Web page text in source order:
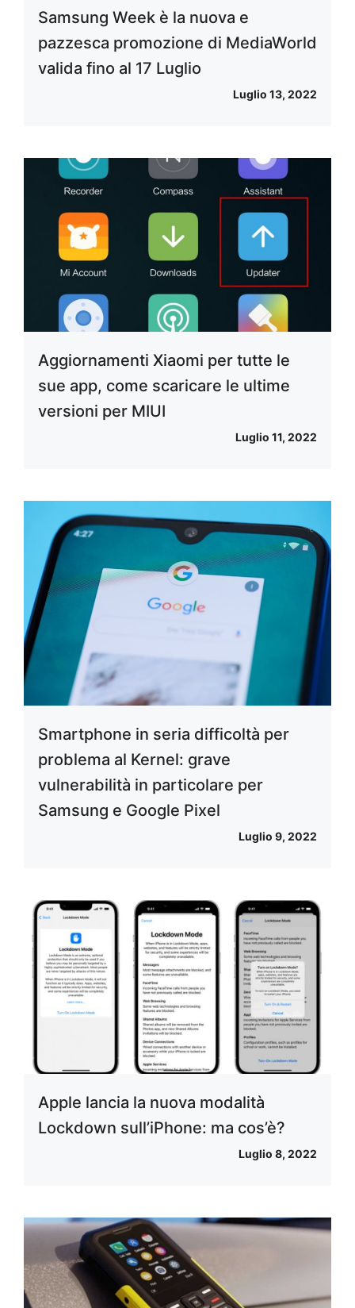
Samsung Week è la nuova e
pazzesca promozione di MediaWorld
valida fino al 17 Luglio
Luglio 13, 2022
Aggiornamenti Xiaomi per tutte le
sue app, come scaricare le ultime
versioni per MIUI
Luglio 11, 2022
Smartphone in seria difficoltà per
problema al Kernel: grave
vulnerabilità in particolare per
Samsung e Google Pixel
Luglio 9, 2022
Apple lancia la nuova modalità
Lockdown sull’iPhone: ma cos’è?
Luglio 8, 2022